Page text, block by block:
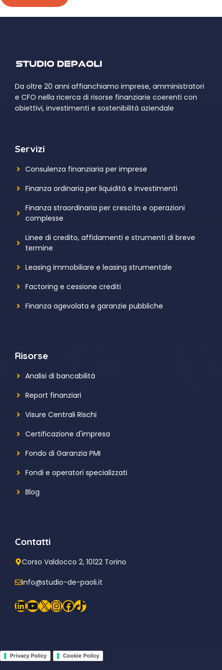
Da oltre 20 anni affianchiamo imprese, amministratori
e CFO nella ricerca di risorse finanziarie coerenti con
obiettivi, investimenti e sostenibilità aziendale
Servizi
Consulenza finanziaria per imprese
Finanza ordinaria per liquidità e investimenti
Finanza straordinaria per crescita e operazioni
complesse
Linee di credito, affidamenti e strumenti di breve
termine
Leasing immobiliare e leasing strumentale
Factoring e cessione crediti
Finanza agevolata e garanzie pubbliche
Risorse
Analisi di bancabilità
Report finanziari
Visure Centrali Rischi
Certificazione d'impresa
Fondo di Garanzia PMI
Fondi e operatori specializzati
Blog
Contatti
Corso Valdocco 2, 10122 Torino
info@studio-de-paoli.it
LinkedIn
YouTube
X Instagram
Facebook
TikTok
Privacy Policy Cookie Policy